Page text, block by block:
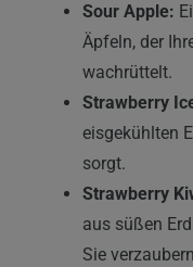
Sour Apple:
Äpfeln, der
wachrüttelt.
Strawberry
eisgekühlten
sorgt.
Strawberry
aus süßen
Sie